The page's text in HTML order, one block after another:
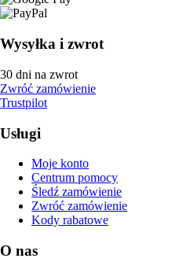
Wysyłka i zwrot
30 dni na zwrot
Zwróć zamówienie
Trustpilot
Usługi
Moje konto
Centrum pomocy
Śledź zamówienie
Zwróć zamówienie
Kody rabatowe
O nas